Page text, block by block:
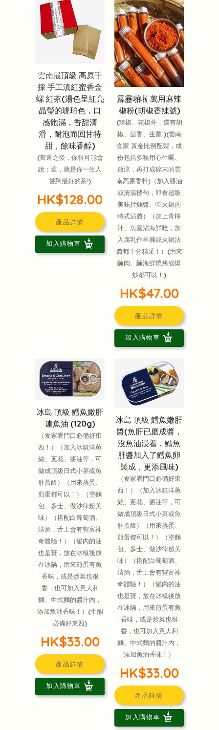
雲南最頂級 高原手
採 手工滇紅蜜香金
螺 紅茶(湯色呈紅亮
晶瑩的琥珀色，口
感飽滿，香甜清
滑，耐泡而回甘特
甜，餘味香醇)
(嘗過之後，你很可能會
說：這，就是你一生人
嘗到最好的茶!)
HK$128.00
產品詳情
加入購物車
霹靂啪啦 萬用麻辣
椒粉(胡椒香辣號)
(辣椒、花椒外，還有胡
椒、茴香、生薑 )(雲南
食家 黃金比例配製，成
份包括多種用心生曬、
放涼，再打成碎末的雲
南高原香料)（加入醬油
或清湯攪勻，即食超級
美味拌麵醬、吃火鍋的
特式沾醬）（加上青檸
汁、魚露沾海鮮吃，加
入腐乳作羊腩或火鍋沾
醬都十分精采！）(用來
醃肉、醃海鮮燒烤或爆
炒都可以！)
HK$47.00
產品詳情
加入購物車
冰島 頂級 鱈魚嫩肝
連魚油 (120g)
（食家看門口必備好東
西！）（加入冰鎮洋蔥
絲、蔥花、醬油等，可
做成頂級日式小菜或魚
肝蓋飯）（用來蒸蛋、
煎蛋都可以！）（塗麵
包、多士、做沙律超美
味）（搭配白葡萄酒、
清酒，舌上會有豐富神
奇體驗！）（罐內的油
也是寶，放在冰模後放
在冰隔，用來煎蛋有魚
香味，或是炒菜也很
香，也可加入意大利
麵、中式麵的醬汁內，
添加魚油香味！）(生酮
必備好東西)
HK$33.00
產品詳情
加入購物車
冰島 頂級 鱈魚嫩肝
醬(魚肝已磨成醬，
沒魚油浸着，鱈魚
肝醬加入了鱈魚卵
製成，更添風味)
（食家看門口必備好東
西！）（加入冰鎮洋蔥
絲、蔥花、醬油等，可
做成頂級日式小菜或魚
肝蓋飯）（用來蒸蛋、
煎蛋都可以！）（塗麵
包、多士、做沙律超美
味）（搭配白葡萄酒、
清酒，舌上會有豐富神
奇體驗！）（罐內的油
也是寶，放在冰模後放
在冰隔，用來煎蛋有魚
香味，或是炒菜也很
香，也可加入意大利
麵、中式麵的醬汁內，
添加魚油香味！）
HK$33.00
產品詳情
加入購物車